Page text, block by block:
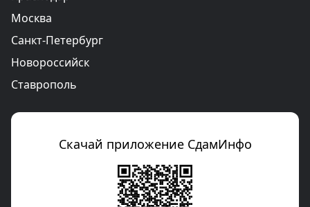
Москва
Санкт-Петербург
Новороссийск
Ставрополь
Скачай приложение СдамИнфо